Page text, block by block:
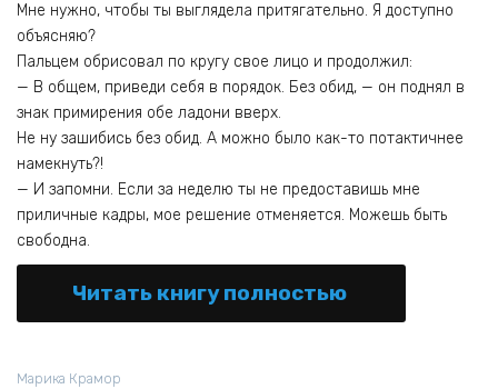
Мне нужно, чтобы ты выглядела притягательно. Я доступно
объясняю?
Пальцем обрисовал по кругу свое лицо и продолжил:
— В общем, приведи себя в порядок. Без обид, — он поднял в
знак примирения обе ладони вверх.
Не ну зашибись без обид. А можно было как-то потактичнее
намекнуть?!
— И запомни. Если за неделю ты не предоставишь мне
приличные кадры, мое решение отменяется. Можешь быть
свободна.
Читать книгу полностью
Марика Крамор